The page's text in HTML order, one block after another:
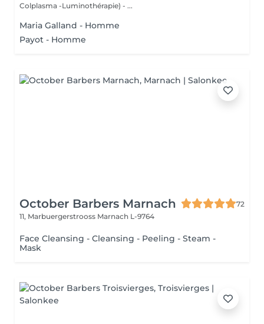
Colplasma -Luminothérapie) - ...
Maria Galland - Homme
Payot - Homme
October Barbers Marnach
72
11, Marbuergerstrooss Marnach L-9764
Face Cleansing - Cleansing - Peeling - Steam -
Mask